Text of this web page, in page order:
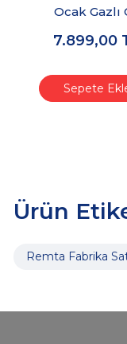
Ocak Gazlı
7.899,00
Sepete
Ürün
Remta Fabrika